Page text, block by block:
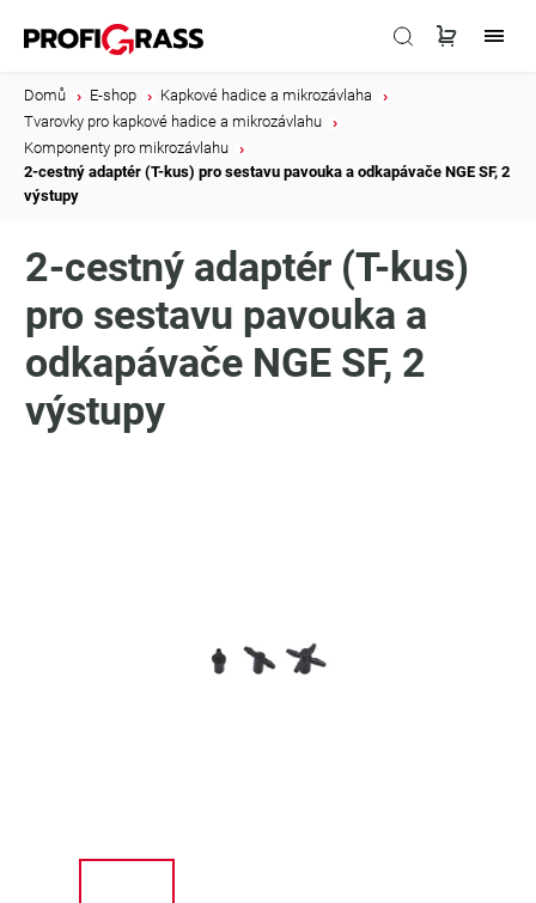
Domů E-shop Kapkové hadice a mikrozávlaha
Tvarovky pro kapkové hadice a mikrozávlahu
Komponenty pro mikrozávlahu
2-cestný adaptér (T-kus) pro sestavu pavouka a odkapávače NGE SF, 2
výstupy
2-cestný adaptér (T-kus)
pro sestavu pavouka a
odkapávače NGE SF, 2
výstupy